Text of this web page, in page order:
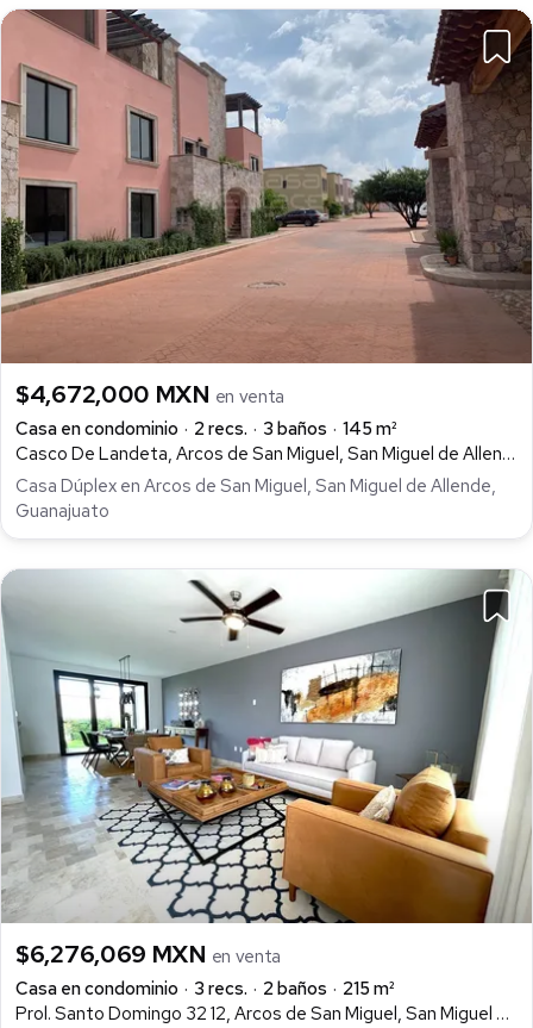
$4,672,000 MXN en venta
Casa en condominio
2 recs. 3 baños
145 m²
Casco De Landeta, Arcos de San Miguel, San Miguel de Allende
Casa Dúplex en Arcos de San Miguel, San Miguel de Allende,
Guanajuato
$6,276,069 MXN en venta
Casa en condominio
3 recs. 2 baños
215 m²
Prol. Santo Domingo 32 12, Arcos de San Miguel, San Miguel de Allende